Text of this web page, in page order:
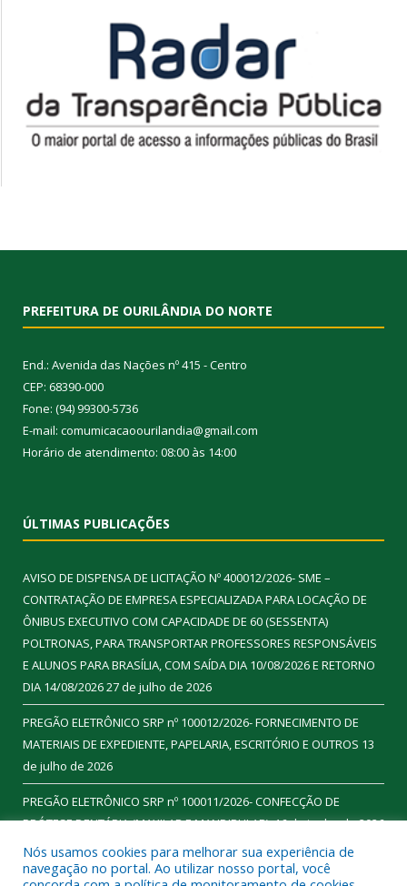
PREFEITURA DE OURILÂNDIA DO NORTE
End.: Avenida das Nações nº 415 - Centro
CEP: 68390-000
Fone: (94) 99300-5736
E-mail: comumicacaoourilandia@gmail.com
Horário de atendimento: 08:00 às 14:00
ÚLTIMAS PUBLICAÇÕES
AVISO DE DISPENSA DE LICITAÇÃO Nº 400012/2026- SME –
CONTRATAÇÃO DE EMPRESA ESPECIALIZADA PARA LOCAÇÃO DE
ÔNIBUS EXECUTIVO COM CAPACIDADE DE 60 (SESSENTA)
POLTRONAS, PARA TRANSPORTAR PROFESSORES RESPONSÁVEIS
E ALUNOS PARA BRASÍLIA, COM SAÍDA DIA 10/08/2026 E RETORNO
DIA 14/08/202627 de julho de 2026
PREGÃO ELETRÔNICO SRP nº 100012/2026- FORNECIMENTO DE
MATERIAIS DE EXPEDIENTE, PAPELARIA, ESCRITÓRIO E OUTROS 13
de julho de 2026
PREGÃO ELETRÔNICO SRP nº 100011/2026- CONFECÇÃO DE
PRÓTESE DENTÁRIA (MAXILAR E MANDIBULAR).16 de junho de 2026
Nós usamos cookies para melhorar sua experiência de
navegação no portal. Ao utilizar nosso portal, você